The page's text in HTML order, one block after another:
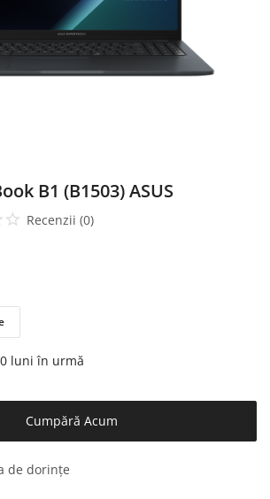
B1 (B1503) ASUS
Recenzii (0)
luni în urmă
Cumpără Acum
de dorințe